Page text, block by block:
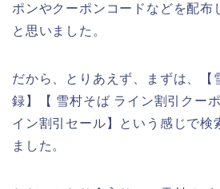
ポンやクーポンコードなどを配布
と思いました。
だから、とりあえず、まずは、【
録】【 雪村そば ライン割引クー
イン割引セール】という感じで検
ました。